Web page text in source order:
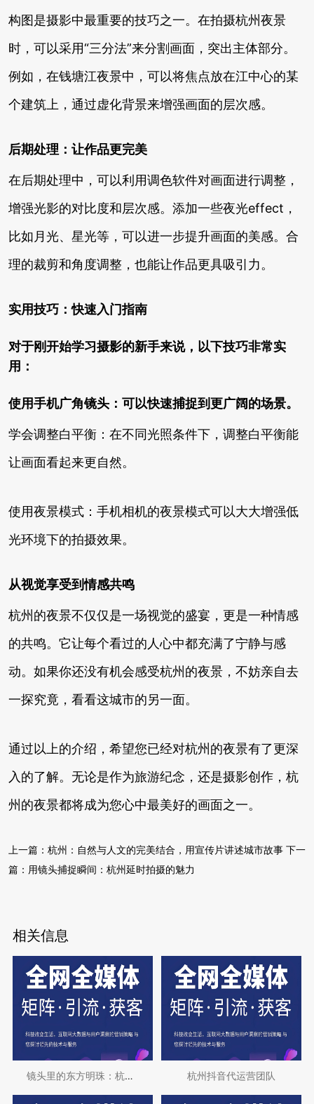
构图是摄影中最重要的技巧之一。在拍摄杭州夜景
时，可以采用“三分法”来分割画面，突出主体部分。
例如，在钱塘江夜景中，可以将焦点放在江中心的某
个建筑上，通过虚化背景来增强画面的层次感。
后期处理：让作品更完美
在后期处理中，可以利用调色软件对画面进行调整，
增强光影的对比度和层次感。添加一些夜光effect，
比如月光、星光等，可以进一步提升画面的美感。合
理的裁剪和角度调整，也能让作品更具吸引力。
实用技巧：快速入门指南
对于刚开始学习摄影的新手来说，以下技巧非常实
用：
使用手机广角镜头：可以快速捕捉到更广阔的场景。
学会调整白平衡：在不同光照条件下，调整白平衡能
让画面看起来更自然。
使用夜景模式：手机相机的夜景模式可以大大增强低
光环境下的拍摄效果。
从视觉享受到情感共鸣
杭州的夜景不仅仅是一场视觉的盛宴，更是一种情感
的共鸣。它让每个看过的人心中都充满了宁静与感
动。如果你还没有机会感受杭州的夜景，不妨亲自去
一探究竟，看看这城市的另一面。
通过以上的介绍，希望您已经对杭州的夜景有了更深
入的了解。无论是作为旅游纪念，还是摄影创作，杭
州的夜景都将成为您心中最美好的画面之一。
上一篇： 杭州：自然与人文的完美结合，用宣传片讲述城市故事 下一
篇： 用镜头捕捉瞬间：杭州延时拍摄的魅力
相关信息
镜头里的东方明珠：杭州艺术照拍摄指南 杭州抖音代运营团队